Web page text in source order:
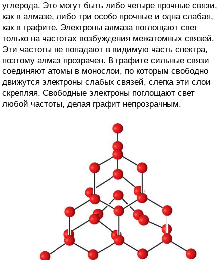
углерода. Это могут быть либо четыре прочные связи,
как в алмазе, либо три особо прочные и одна слабая,
как в графите. Электроны алмаза поглощают свет
только на частотах возбуждения межатомных связей.
Эти частоты не попадают в видимую часть спектра,
поэтому алмаз прозрачен. В графите сильные связи
соединяют атомы в монослои, по которым свободно
движутся электроны слабых связей, слегка эти слои
скрепляя. Свободные электроны поглощают свет
любой частоты, делая графит непрозрачным.